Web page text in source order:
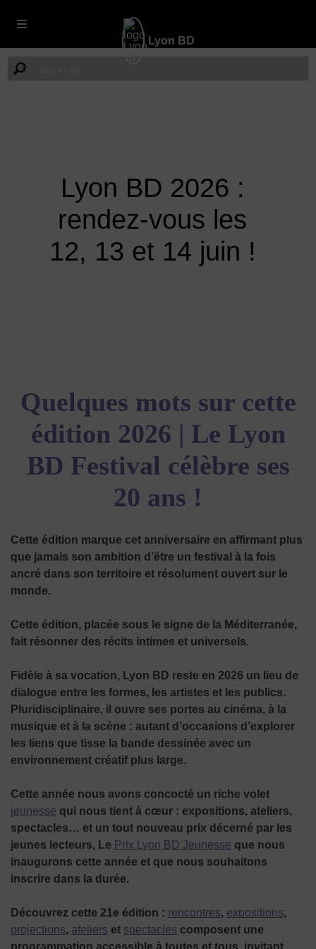
Lyon BD
Lyon BD 2026 :
rendez-vous les
12, 13 et 14 juin !
Quelques mots sur cette
édition 2026 | Le Lyon
BD Festival célèbre ses
20 ans !
Cette édition marque cet anniversaire en affirmant plus
que jamais son ambition d’être un festival à la fois
ancré dans son territoire et résolument ouvert sur le
monde.
Cette édition, placée sous le signe de la Méditerranée,
fait résonner des récits intimes et universels.
Fidèle à sa vocation, Lyon BD reste en 2026 un lieu de
dialogue entre les formes, les artistes et les publics.
Pluridisciplinaire, il ouvre ses portes au cinéma, à la
musique et à la scène : autant d’occasions d’explorer
les liens que tisse la bande dessinée avec un
environnement créatif plus large.
Cette année nous avons concocté un riche volet
jeunesse qui nous tient à cœur : expositions, ateliers,
spectacles… et un tout nouveau prix décerné par les
jeunes lecteurs, Le Prix Lyon BD Jeunesse que nous
inaugurons cette année et que nous souhaitons
inscrire dans la durée.
Découvrez cette 21e édition : rencontres, expositions,
projections, ateliers et spectacles composent une
programmation accessible à toutes et tous, invitant